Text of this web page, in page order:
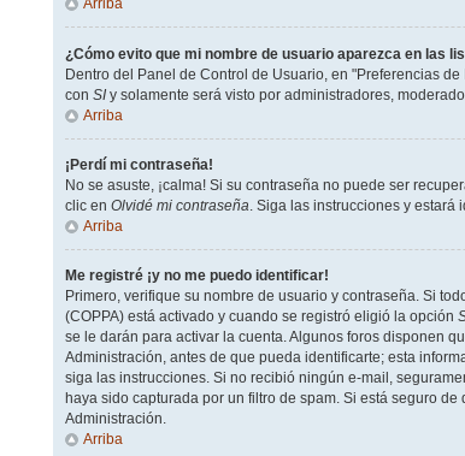
Arriba
¿Cómo evito que mi nombre de usuario aparezca en las
Dentro del Panel de Control de Usuario, en "Preferencias
con SIy solamente será visto por administradores,
Arriba
¡Perdí mi contraseña!
No se asuste, ¡calma! Si su contraseña no puede ser
clic en Olvidé mi contraseña. Siga las instrucciones y estará
Arriba
Me registré ¡y no me puedo identificar!
Primero, verifique su nombre de usuario y contraseña. Si
(COPPA) está activado y cuando se registró eligió la opción
se le darán para activar la cuenta. Algunos foros disponen
Administración, antes de que pueda identificarte; esta
siga las instrucciones. Si no recibió ningún e-mail,
haya sido capturada por un filtro de spam. Si está seguro
Administración.
Arriba